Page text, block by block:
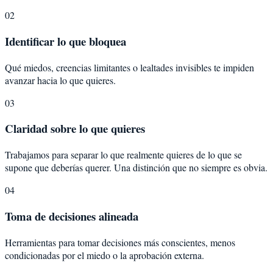
02
Identificar lo que bloquea
Qué miedos, creencias limitantes o lealtades invisibles te impiden
avanzar hacia lo que quieres.
03
Claridad sobre lo que quieres
Trabajamos para separar lo que realmente quieres de lo que se
supone que deberías querer. Una distinción que no siempre es obvia.
04
Toma de decisiones alineada
Herramientas para tomar decisiones más conscientes, menos
condicionadas por el miedo o la aprobación externa.